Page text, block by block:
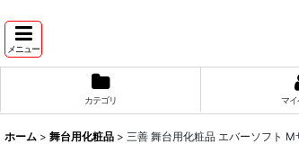
メニュー
カテゴリ マイ
ホーム > 舞台用化粧品 > 三善 舞台用化粧品 エバーソフト